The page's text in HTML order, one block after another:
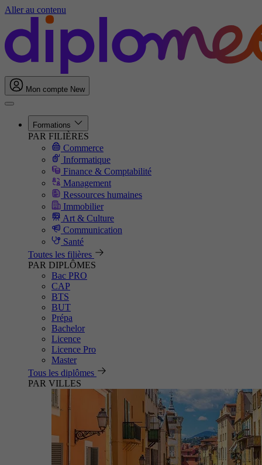
Aller au contenu
Mon compte New
Formations
PAR FILIÈRES
Commerce
Informatique
Finance & Comptabilité
Management
Ressources humaines
Immobilier
Art & Culture
Communication
Santé
Toutes les filières
PAR DIPLÔMES
Bac PRO
CAP
BTS
BUT
Prépa
Bachelor
Licence
Licence Pro
Master
Tous les diplômes
PAR VILLES